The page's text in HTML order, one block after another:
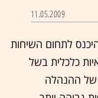
11.05.2009
לתחום השיחות
כלכלית בשל
של ההנהלה